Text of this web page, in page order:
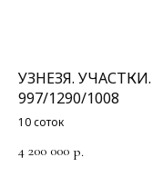
УЗНЕЗЯ. УЧАСТКИ.
997/1290/1008
10 соток
4 200 000 р.